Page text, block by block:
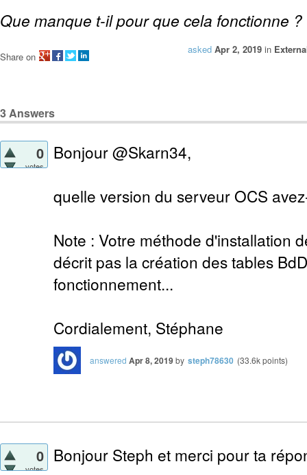
Que manque t-il pour que cela fonctionne ?
asked Apr 2, 2019 in
Share on
3Answers
0
votes
Bonjour @Skarn34,
quelle version du serveur OCS
Note : Votre méthode d'installation
décrit pas la création des tables
fonctionnement...
Cordialement, Stéphane
answered Apr 8, 2019by steph78630 (33.6kpoints)
0
votes
Bonjour Steph et merci pour ta